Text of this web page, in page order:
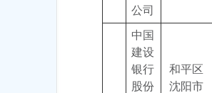
公司
中国
建设
银行
股份
和平区
沈阳市